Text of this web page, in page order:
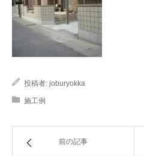
投稿者: joburyokka
施工例
前の記事